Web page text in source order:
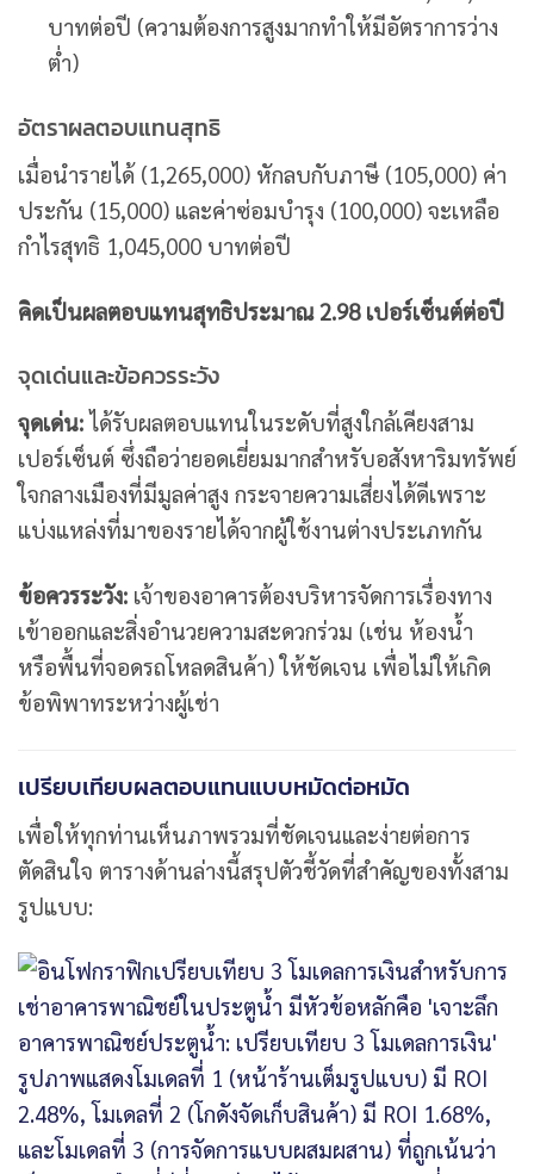
บาทต่อปี (ความต้องการสูงมากทำให้มีอัตราการว่าง
ต่ำ)
อัตราผลตอบแทนสุทธิ
เมื่อนำรายได้ (1,265,000) หักลบกับภาษี (105,000) ค่า
ประกัน (15,000) และค่าซ่อมบำรุง (100,000) จะเหลือ
กำไรสุทธิ 1,045,000 บาทต่อปี
คิดเป็นผลตอบแทนสุทธิประมาณ 2.98 เปอร์เซ็นต์ต่อปี
จุดเด่นและข้อควรระวัง
จุดเด่น: ได้รับผลตอบแทนในระดับที่สูงใกล้เคียงสาม
เปอร์เซ็นต์ ซึ่งถือว่ายอดเยี่ยมมากสำหรับอสังหาริมทรัพย์
ใจกลางเมืองที่มีมูลค่าสูง กระจายความเสี่ยงได้ดีเพราะ
แบ่งแหล่งที่มาของรายได้จากผู้ใช้งานต่างประเภทกัน
ข้อควรระวัง: เจ้าของอาคารต้องบริหารจัดการเรื่องทาง
เข้าออกและสิ่งอำนวยความสะดวกร่วม (เช่น ห้องน้ำ
หรือพื้นที่จอดรถโหลดสินค้า) ให้ชัดเจน เพื่อไม่ให้เกิด
ข้อพิพาทระหว่างผู้เช่า
เปรียบเทียบผลตอบแทนแบบหมัดต่อหมัด
เพื่อให้ทุกท่านเห็นภาพรวมที่ชัดเจนและง่ายต่อการ
ตัดสินใจ ตารางด้านล่างนี้สรุปตัวชี้วัดที่สำคัญของทั้งสาม
รูปแบบ: